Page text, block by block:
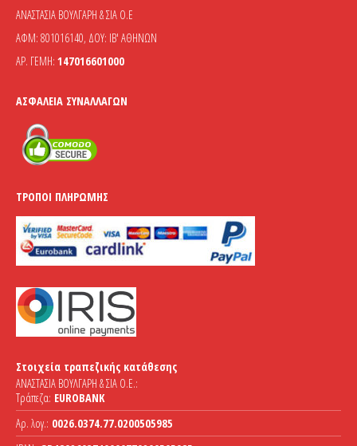
ΑΝΑΣΤΑΣΙΑ ΒΟΥΛΓΑΡΗ & ΣΙΑ Ο.Ε
ΑΦΜ: 801016140, ΔΟΥ: ΙΒ' ΑΘΗΝΩΝ
ΑΡ. ΓΕΜΗ: 147016601000
ΑΣΦΆΛΕΙΑ ΣΥΝΑΛΛΑΓΏΝ
ΤΡΌΠΟΙ ΠΛΗΡΩΜΉΣ
Στοιχεία τραπεζικής κατάθεσης
ΑΝΑΣΤΑΣΙΑ ΒΟΥΛΓΑΡΗ & ΣΙΑ Ο.Ε.:
Τράπεζα: EUROBANK
Αρ. λογ.: 0026.0374.77.0200505985